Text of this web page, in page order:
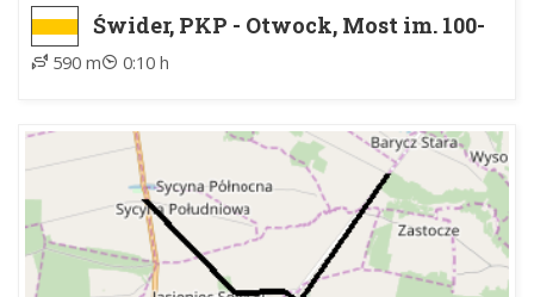
Świder, PKP - Otwock, Most im. 100-
lecia Odzyskania Niepodległości
590 m 0:10 h